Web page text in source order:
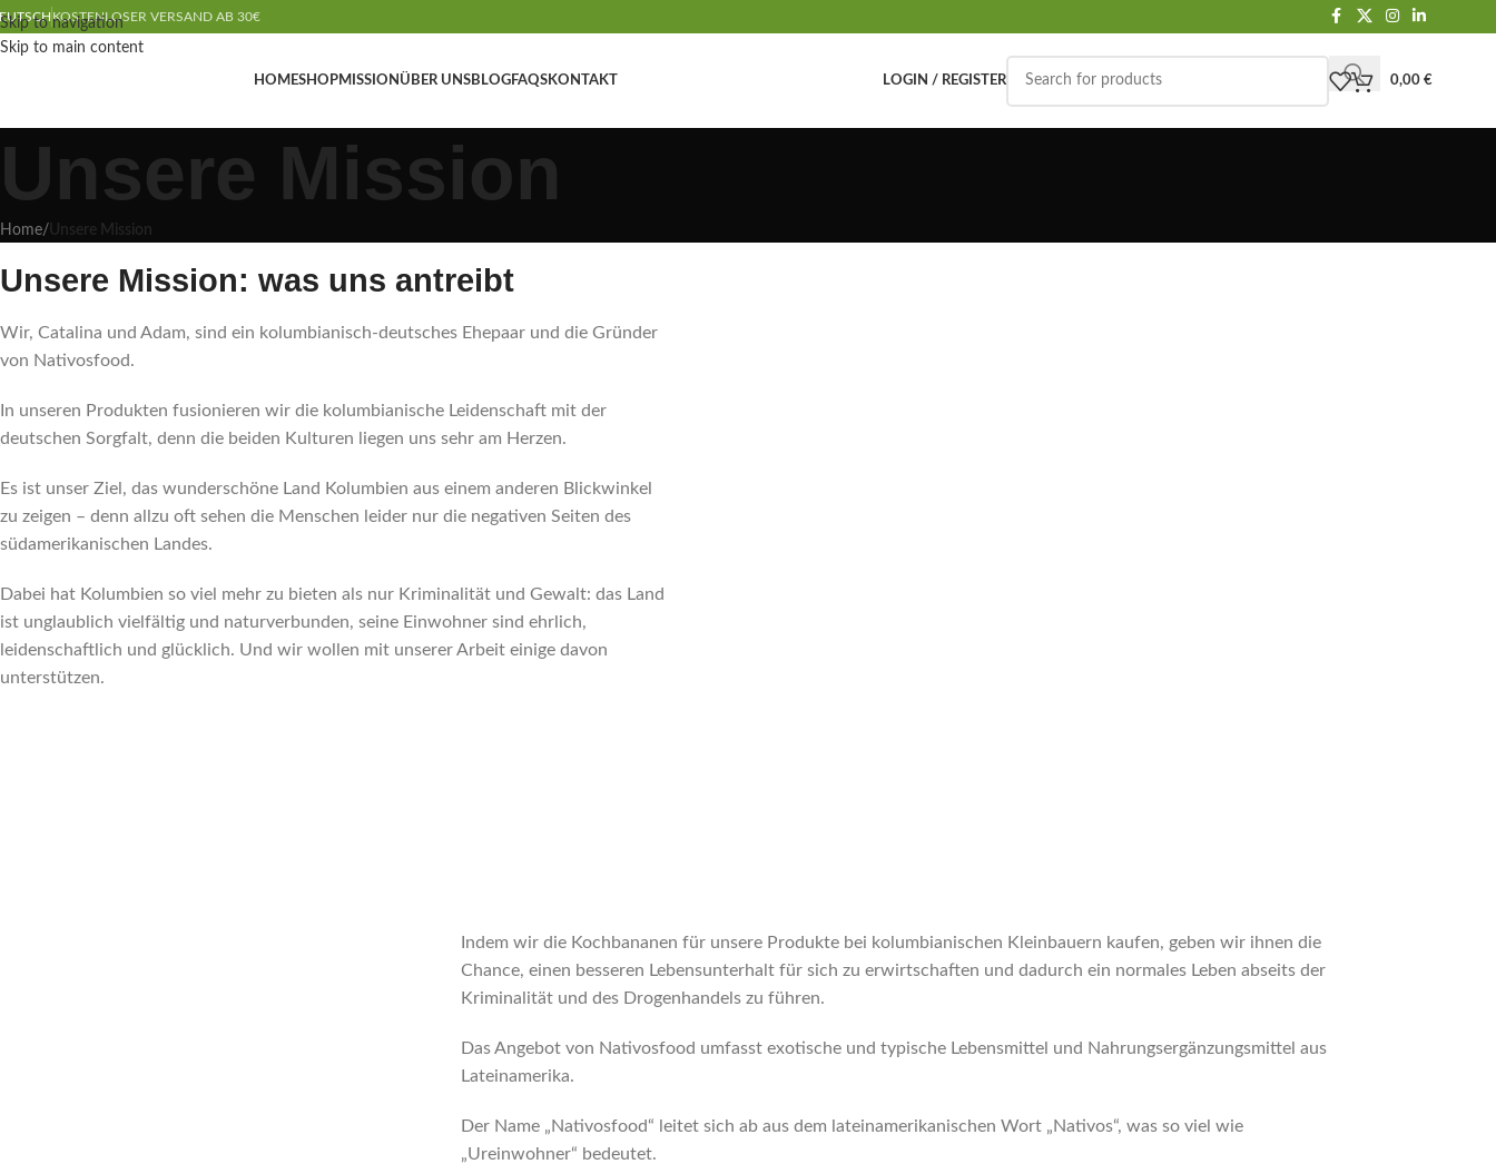
Skip to navigation
Skip to main content
KOSTENLOSER VERSAND AB 30€
HOMESHOPMISSION ÜBER UNSBLOGFAQSKONTAKT LOGIN / REGISTER 0,00 €
Unsere Mission
Home/ Unsere Mission
Unsere Mission: was uns antreibt
Wir, Catalina und Adam, sind ein kolumbianisch-deutsches Ehepaar und die Gründer
von Nativosfood.
In unseren Produkten fusionieren wir die kolumbianische Leidenschaft mit der
deutschen Sorgfalt, denn die beiden Kulturen liegen uns sehr am Herzen.
Es ist unser Ziel, das wunderschöne Land Kolumbien aus einem anderen Blickwinkel
zu zeigen – denn allzu oft sehen die Menschen leider nur die negativen Seiten des
südamerikanischen Landes.
Dabei hat Kolumbien so viel mehr zu bieten als nur Kriminalität und Gewalt: das Land
ist unglaublich vielfältig und naturverbunden, seine Einwohner sind ehrlich,
leidenschaftlich und glücklich. Und wir wollen mit unserer Arbeit einige davon
unterstützen.
Indem wir die Kochbananen für unsere Produkte bei kolumbianischen Kleinbauern kaufen, geben wir ihnen die
Chance, einen besseren Lebensunterhalt für sich zu erwirtschaften und dadurch ein normales Leben abseits der
Kriminalität und des Drogenhandels zu führen.
Das Angebot von Nativosfood umfasst exotische und typische Lebensmittel und Nahrungsergänzungsmittel aus
Lateinamerika.
Der Name „Nativosfood“ leitet sich ab aus dem lateinamerikanischen Wort „Nativos“, was so viel wie
„Ureinwohner“ bedeutet.